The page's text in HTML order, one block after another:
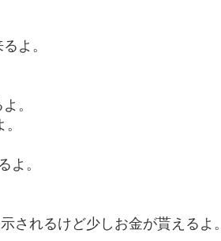
よ。
。
よ。
されるけど少しお金が貰えるよ。